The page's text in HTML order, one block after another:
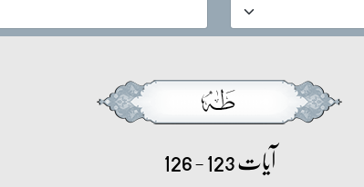
آیات 123 - 126